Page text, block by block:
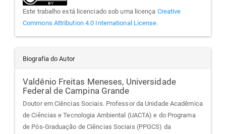
Este trabalho está licenciado sob uma licença Creative
Commons Attribution 4.0 International License.
Biografia do Autor
Valdênio Freitas Meneses, Universidade
Federal de Campina Grande
Doutor em Ciências Sociais. Professor da Unidade Acadêmica
de Ciências e Tecnologia Ambiental (UACTA) e do Programa
de Pós-Graduação de Ciências Sociais (PPGCS) da